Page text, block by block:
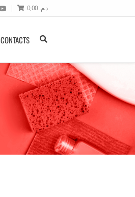
د.م.0,00
CONTACTS